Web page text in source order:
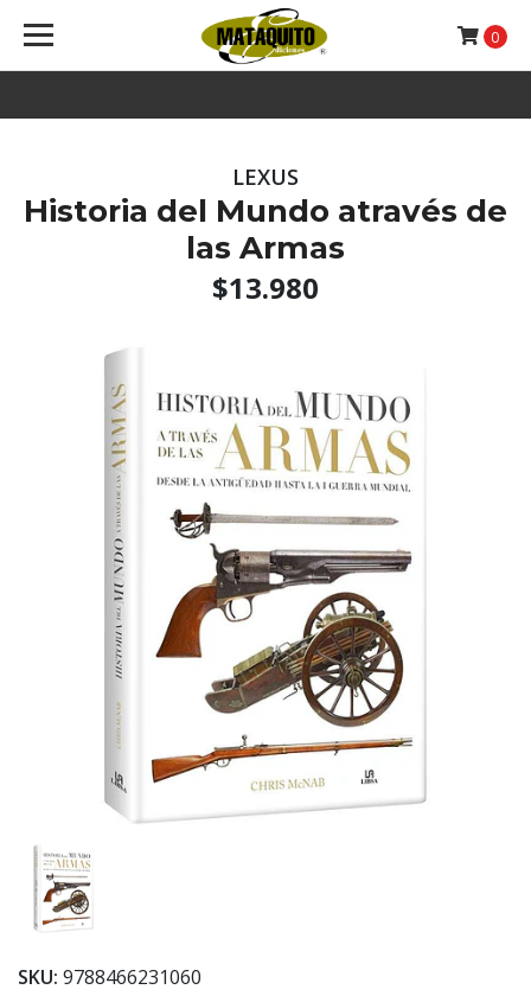
0
LEXUS
Historia del Mundo através de
las Armas
$13.980
SKU: 9788466231060